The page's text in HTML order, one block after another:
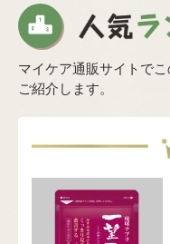
マイケア通販サイトで
ご紹介します。